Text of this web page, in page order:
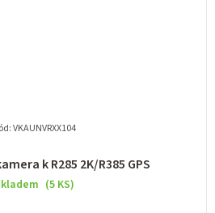
k R285 2K/R385 GPS
(5 KS)
VKAUNVRXX104